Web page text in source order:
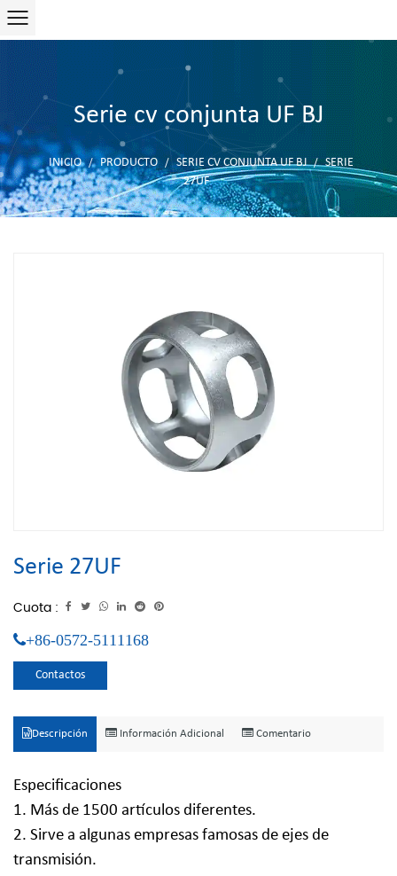
Serie cv conjunta UF BJ
INICIO / PRODUCTO / SERIE CV CONJUNTA UF BJ / SERIE
27UF
Serie 27UF
Cuota :
+86-0572-5111168
Contactos
Descripción Información Adicional Comentario
Especificaciones
1. Más de 1500 artículos diferentes.
2. Sirve a algunas empresas famosas de ejes de
transmisión.